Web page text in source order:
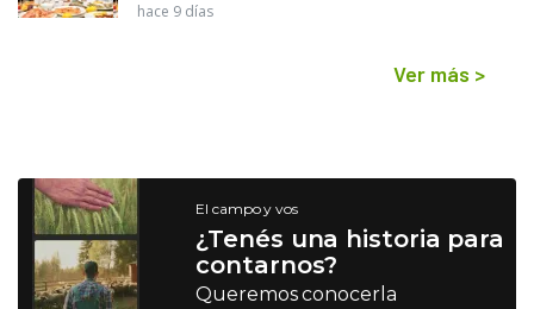
hace 9 días
Ver más >
El campo y vos
¿Tenés una historia para
contarnos?
Queremos conocerla